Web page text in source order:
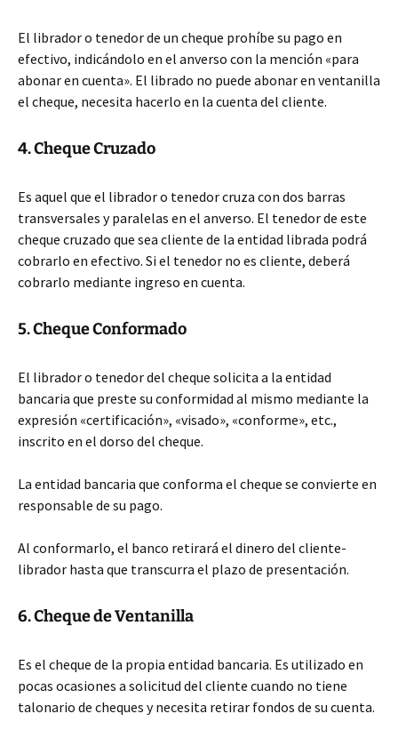
El librador o tenedor de un cheque prohíbe su pago en
efectivo, indicándolo en el anverso con la mención «para
abonar en cuenta». El librado no puede abonar en ventanilla
el cheque, necesita hacerlo en la cuenta del cliente.
4. Cheque Cruzado
Es aquel que el librador o tenedor cruza con dos barras
transversales y paralelas en el anverso. El tenedor de este
cheque cruzado que sea cliente de la entidad librada podrá
cobrarlo en efectivo. Si el tenedor no es cliente, deberá
cobrarlo mediante ingreso en cuenta.
5. Cheque Conformado
El librador o tenedor del cheque solicita a la entidad
bancaria que preste su conformidad al mismo mediante la
expresión «certificación», «visado», «conforme», etc.,
inscrito en el dorso del cheque.
La entidad bancaria que conforma el cheque se convierte en
responsable de su pago.
Al conformarlo, el banco retirará el dinero del cliente-
librador hasta que transcurra el plazo de presentación.
6. Cheque de Ventanilla
Es el cheque de la propia entidad bancaria. Es utilizado en
pocas ocasiones a solicitud del cliente cuando no tiene
talonario de cheques y necesita retirar fondos de su cuenta.